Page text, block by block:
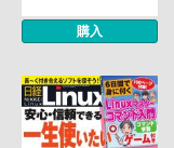
購入